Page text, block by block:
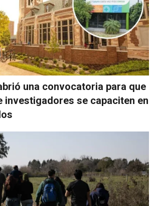
una convocatoria para que
investigadores se capaciten en